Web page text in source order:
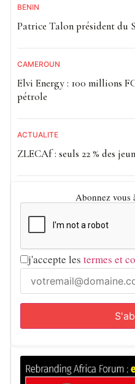
BÉNIN
Patrice Talon président du
CAMEROUN
Elvi Energy : 100 millions
pétrole
ACTUALITE
ZLECAf : seuls 22 % des
Abonnez vous
j'accepte les termes et